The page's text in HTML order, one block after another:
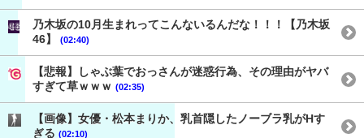
乃木坂の10月生まれってこんないるんだな！！！【乃木坂
46】
(02:40)
【悲報】しゃぶ葉でおっさんが迷惑行為、その理由がヤバ
すぎて草ｗｗｗ (02:35)
【画像】女優・松本まりか、乳首隠したノーブラ乳がHす
ぎる (02:10)